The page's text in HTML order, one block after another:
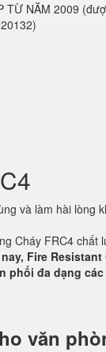
NĂM 2009
và làm hài lòng
Cháy FRC4 chất
Fire
phối đa dạng
văn